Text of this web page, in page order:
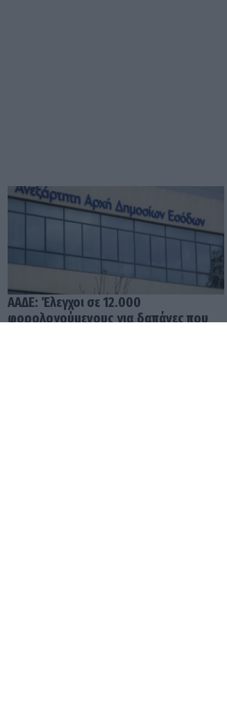
ΑΑΔΕ: Έλεγχοι σε 12.000
φορολογούμενους για δαπάνες που